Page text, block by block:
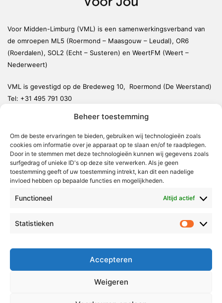
Beheer toestemming
Om de beste ervaringen te bieden, gebruiken wij technologieën zoals
cookies om informatie over je apparaat op te slaan en/of te raadplegen.
Door in te stemmen met deze technologieën kunnen wij gegevens zoals
surfgedrag of unieke ID's op deze site verwerken. Als je geen
toestemming geeft of uw toestemming intrekt, kan dit een nadelige
invloed hebben op bepaalde functies en mogelijkheden.
Functioneel Altijd actief
Statistieken
Accepteren
Weigeren
Voor Midden-Limburg (VML) is een samenwerkingsverband van
de omroepen ML5 (Roermond – Maasgouw – Leudal), OR6
(Roerdalen), SOL2 (Echt – Susteren) en WeertFM (Weert –
Nederweert)
VML is gevestigd op de Bredeweg 10, Roermond (De Weerstand)
Tel: +31 495 791 030
Weert
Nederweert
Leudal
Maasgouw
Echt-Susteren
Roermond
Radio & TV